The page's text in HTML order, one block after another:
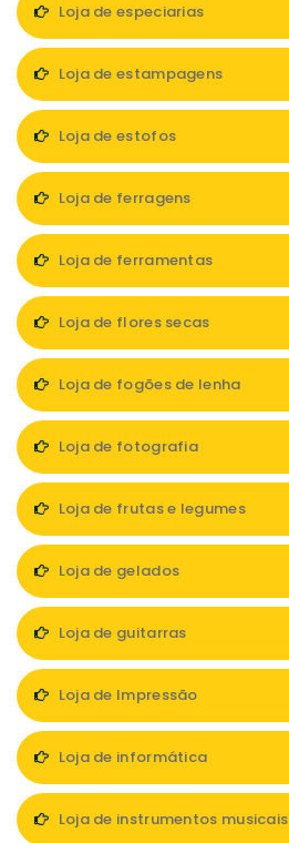
Loja de especiarias
Loja de estampagens
Loja de estofos
Loja de ferragens
Loja de ferramentas
Loja de flores secas
Loja de fogões de lenha
Loja de fotografia
Loja de frutas e legumes
Loja de gelados
Loja de guitarras
Loja de Impressão
Loja de informática
Loja de instrumentos musicais